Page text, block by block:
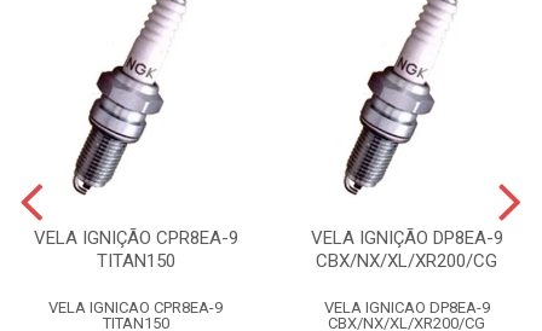
VELA IGNIÇÃO CPR8EA-9
TITAN150
VELA IGNICAO CPR8EA-9
TITAN150
VELA IGNIÇÃO DP8EA-9
CBX/NX/XL/XR200/CG
VELA IGNICAO DP8EA-9
CBX/NX/XL/XR200/CG